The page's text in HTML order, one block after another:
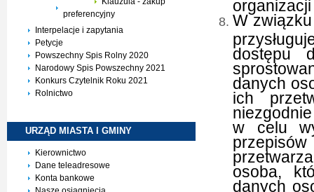
preferencyjny
Interpelacje i zapytania
Petycje
Powszechny Spis Rolny 2020
Narodowy Spis Powszechny 2021
Konkurs Czytelnik Roku 2021
Rolnictwo
URZĄD MIASTA I GMINY
Kierownictwo
Dane teleadresowe
Konta bankowe
W
dostępu
danych
ich
w celu
osoba,
danych